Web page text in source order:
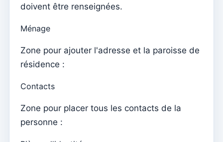
Familles
Suporte
Comment obtenir de l'aide ?
Accès à distance
Sacramentos
Confirmation
doivent être renseignées.
Ménage
Zone pour ajouter l'adresse et la paroisse de
résidence :
Contacts
Zone pour placer tous les contacts de la
personne :